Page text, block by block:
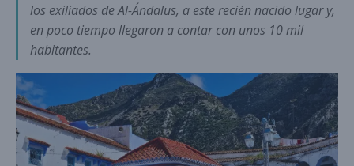
los exiliados de Al-Ándalus, a este recién nacido lugar y,
en poco tiempo llegaron a contar con unos 10 mil
habitantes.